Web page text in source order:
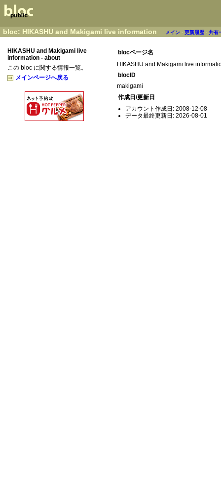
bloc: HIKASHU and Makigami live information メイン -更新履歴 -共有
HIKASHU and Makigami live
information - about
この bloc に関する情報一覧。
メインページへ戻る
blocページ名
HIKASHU and Makigami live
blocID
makigami
作成日/更新日
アカウント作成日: 2008-12-08
データ最終更新日: 2026-08-01